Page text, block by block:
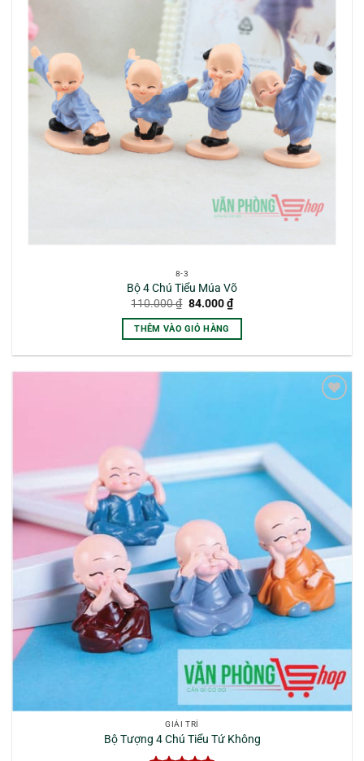
8-3
Bộ 4 Chú Tiểu Múa Võ
110.000₫ Giá
là:
110.000 ₫.
84.000₫Giá
hiện
tại
THÊM VÀO GIỎ HÀNG
GIẢI TRÍ
Bộ Tượng 4 Chú Tiểu Tứ Không